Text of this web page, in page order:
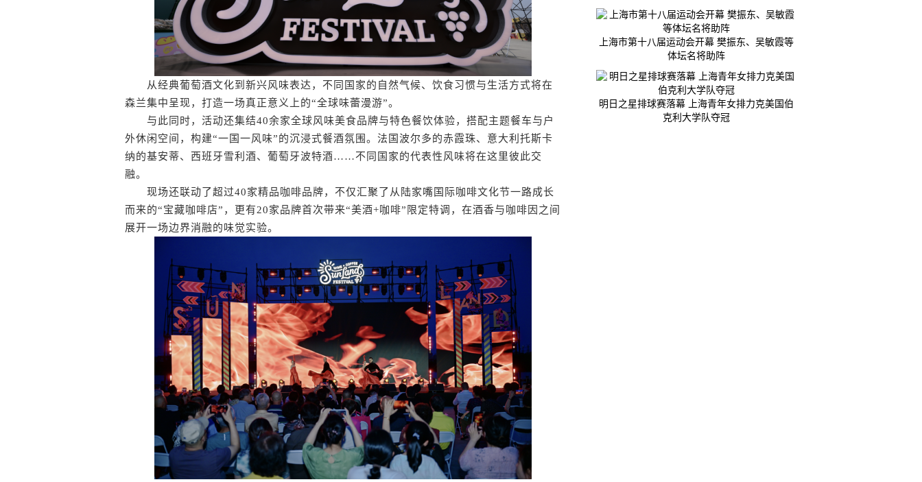
从经典葡萄酒文化到新兴风味表达，不同国家的自然气候、饮食习惯与生活方式将在
森兰集中呈现，打造一场真正意义上的“全球味蕾漫游”。
与此同时，活动还集结40余家全球风味美食品牌与特色餐饮体验，搭配主题餐车与户
外休闲空间，构建“一国一风味”的沉浸式餐酒氛围。法国波尔多的赤霞珠、意大利托斯卡
纳的基安蒂、西班牙雪利酒、葡萄牙波特酒……不同国家的代表性风味将在这里彼此交
融。
现场还联动了超过40家精品咖啡品牌，不仅汇聚了从陆家嘴国际咖啡文化节一路成长
而来的“宝藏咖啡店”，更有20家品牌首次带来“美酒+咖啡”限定特调，在酒香与咖啡因之间
展开一场边界消融的味觉实验。
上海市第十八届运动会开幕 樊振东、吴敏霞等
体坛名将助阵
明日之星排球赛落幕 上海青年女排力克美国伯
克利大学队夺冠